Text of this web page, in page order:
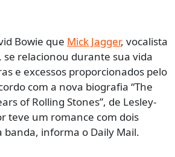
Bowie que Mick Jagger, vocalista
se relacionou durante sua vida
e excessos proporcionados pelo
com a nova biografia “The
of Rolling Stones”, de Lesley-
teve um romance com dois
banda, informa o Daily Mail.